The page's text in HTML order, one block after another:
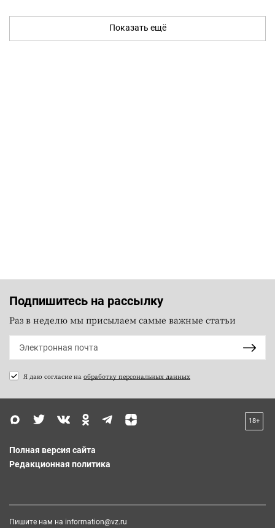
Показать ещё
Подпишитесь на рассылку
Раз в неделю мы присылаем самые важные статьи
Я даю согласие на обработку персональных данных
18+
Полная версия сайта
Редакционная политика
Пишите нам на information@vz.ru